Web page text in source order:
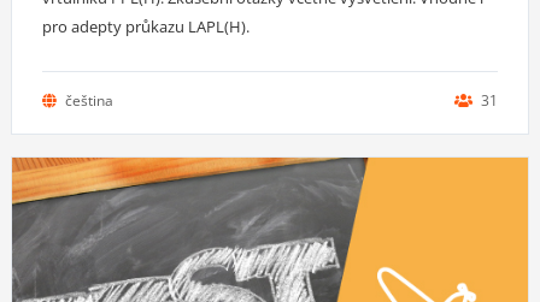
pro adepty průkazu LAPL(H).
čeština 31